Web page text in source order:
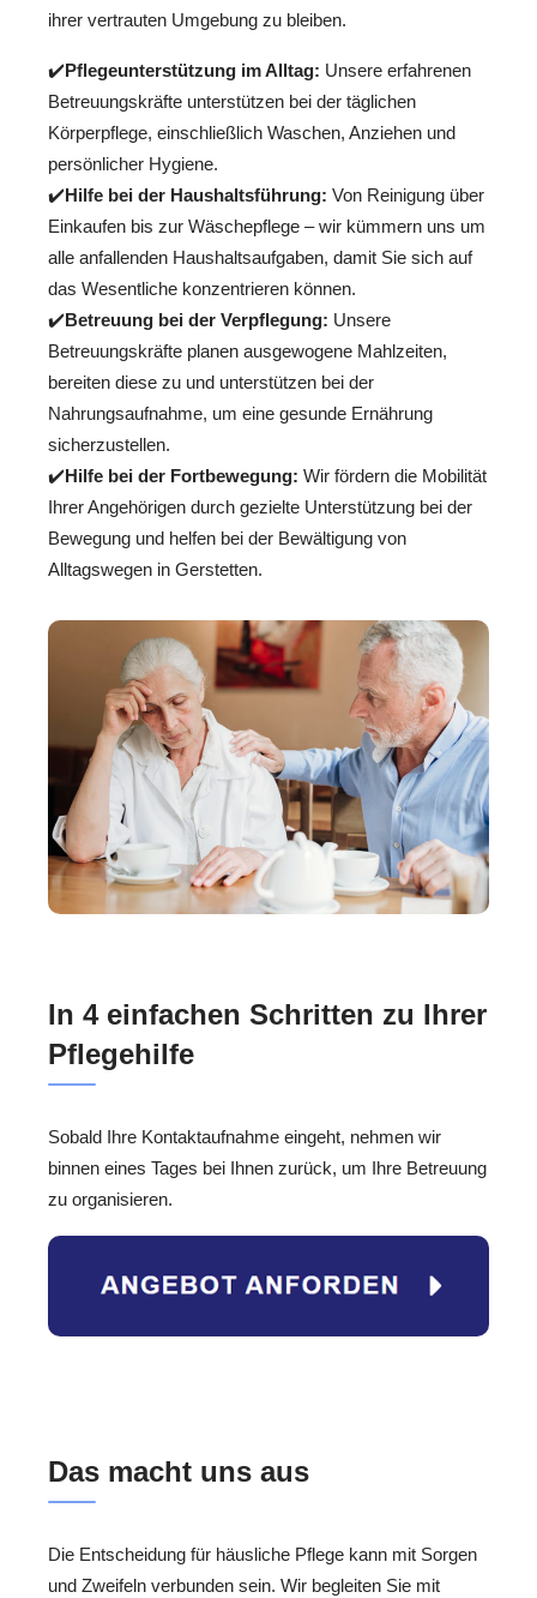
ihrer vertrauten Umgebung zu bleiben.
✔️Pflegeunterstützung im Alltag: Unsere erfahrenen
Betreuungskräfte unterstützen bei der täglichen
Körperpflege, einschließlich Waschen, Anziehen und
persönlicher Hygiene.
✔️Hilfe bei der Haushaltsführung: Von Reinigung über
Einkaufen bis zur Wäschepflege – wir kümmern uns um
alle anfallenden Haushaltsaufgaben, damit Sie sich auf
das Wesentliche konzentrieren können.
✔️Betreuung bei der Verpflegung: Unsere
Betreuungskräfte planen ausgewogene Mahlzeiten,
bereiten diese zu und unterstützen bei der
Nahrungsaufnahme, um eine gesunde Ernährung
sicherzustellen.
✔️Hilfe bei der Fortbewegung: Wir fördern die Mobilität
Ihrer Angehörigen durch gezielte Unterstützung bei der
Bewegung und helfen bei der Bewältigung von
Alltagswegen in Gerstetten.
In 4 einfachen Schritten zu Ihrer
Pflegehilfe
Sobald Ihre Kontaktaufnahme eingeht, nehmen wir
binnen eines Tages bei Ihnen zurück, um Ihre Betreuung
zu organisieren.
Das macht uns aus
Die Entscheidung für häusliche Pflege kann mit Sorgen
und Zweifeln verbunden sein. Wir begleiten Sie mit